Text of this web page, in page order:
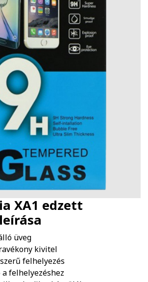
XA1 edzett
leírása
üveg
kivitel
felhelyezés
felhelyezéshez